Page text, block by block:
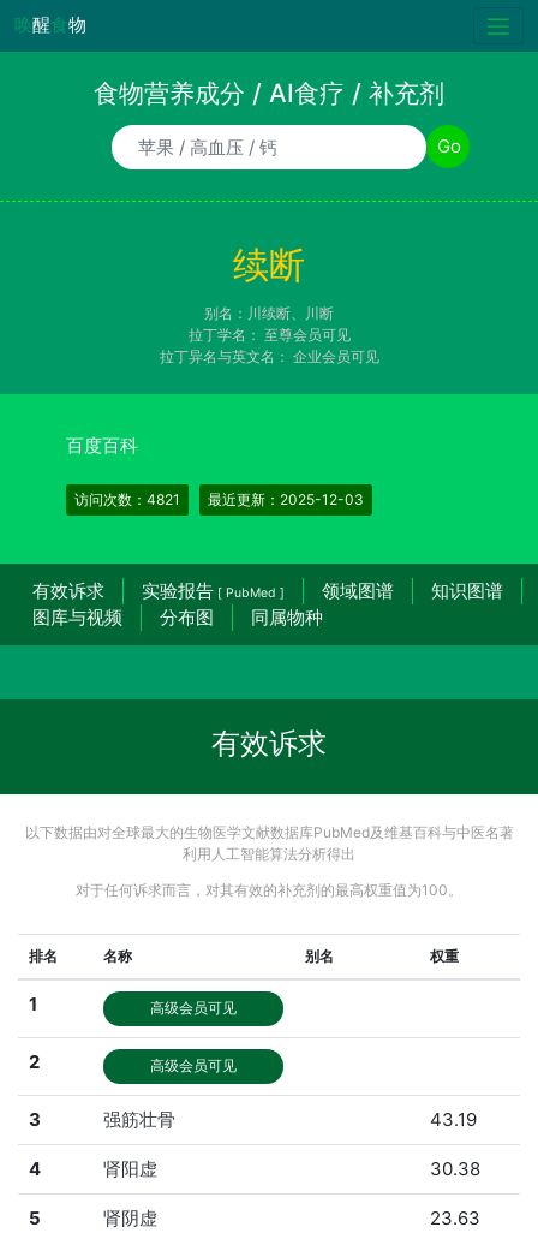
唤醒食物
食物营养成分 / AI食疗 / 补充剂
食物/AI食疗诉求/补充剂名称 Go
续断
别名：川续断、川断
拉丁学名： 至尊会员可见
拉丁异名与英文名： 企业会员可见
百度百科
访问次数：4821 最近更新：2025-12-03
有效诉求 实验报告 [ PubMed ] 领域图谱
知识图谱
图库与视频
分布图 同属物种
有效诉求
以下数据由对全球最大的生物医学文献数据库PubMed及维基百科与中医名著
利用人工智能算法分析得出
对于任何诉求而言，对其有效的补充剂的最高权重值为100。
排名 名称 别名 权重
1 高级会员可见
2 高级会员可见
3 强筋壮骨 43.19
4 肾阳虚 30.38
5 肾阴虚 23.63